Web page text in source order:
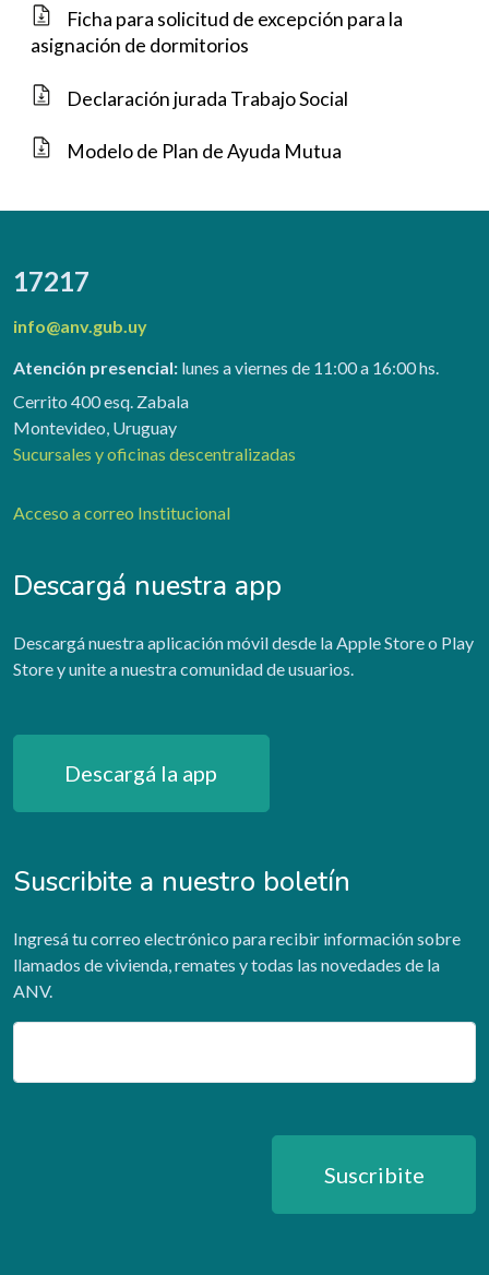
Ficha para solicitud de excepción para la
asignación de dormitorios
Declaración jurada Trabajo Social
Modelo de Plan de Ayuda Mutua
17217
info@anv.gub.uy
Atención presencial: lunes a viernes de 11:00 a 16:00 hs.
Cerrito 400 esq. Zabala
Montevideo, Uruguay
Sucursales y oficinas descentralizadas
Acceso a correo Institucional
Descargá nuestra app
Descargá nuestra aplicación móvil desde la Apple Store o Play
Store y unite a nuestra comunidad de usuarios.
Descargá la app
Suscribite a nuestro boletín
Ingresá tu correo electrónico para recibir información sobre
llamados de vivienda, remates y todas las novedades de la
ANV.
Email
Suscribite